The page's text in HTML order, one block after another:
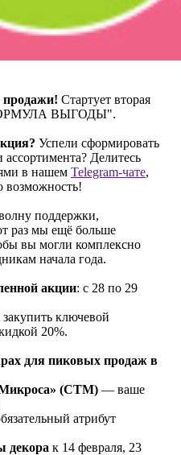
Стартует вторая
ВЫГОДЫ".
Успели сформировать
Делитесь
в нашем Telegram-чате,
возможность!
поддержки,
раз мы ещё больше
вы могли комплексно
начала года.
акции: с 28 по 29
ключевой
20%.
для пиковых продаж в
(СТМ) — ваше
атрибут
декора к 14 февраля, 23